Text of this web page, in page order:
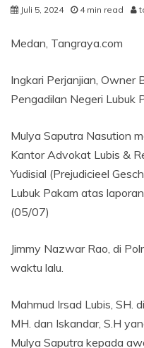
Juli 5, 2024 4 min read
Medan, Tangraya.com
Ingkari Perjanjian, Owner
Pengadilan Negeri Lubuk
Mulya Saputra Nasution
Kantor Advokat Lubis &
Yudisial (Prejudicieel
Lubuk Pakam atas
(05/07)
Jimmy Nazwar Rao, di
waktu lalu.
Mahmud Irsad Lubis, SH.
MH. dan Iskandar, S.H
Mulya Saputra kepada